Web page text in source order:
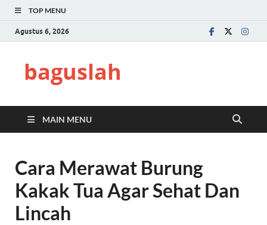
TOP MENU
Agustus 6, 2026
baguslah
MAIN MENU
Cara Merawat Burung
Kakak Tua Agar Sehat Dan
Lincah